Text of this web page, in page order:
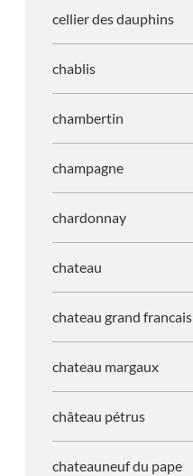
cellier des dauphins
chablis
chambertin
champagne
chardonnay
chateau
chateau grand francais
chateau margaux
château pétrus
chateauneuf du pape